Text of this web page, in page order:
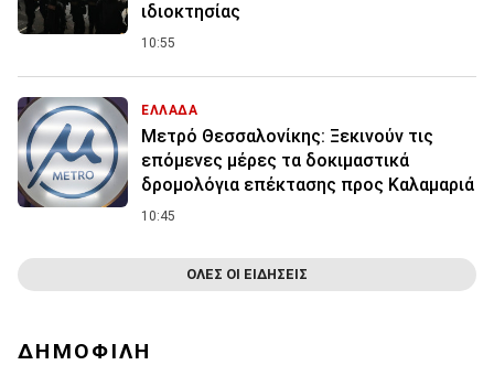
ιδιοκτησίας
10:55
ΕΛΛΑΔΑ
Μετρό Θεσσαλονίκης: Ξεκινούν τις
επόμενες μέρες τα δοκιμαστικά
δρομολόγια επέκτασης προς Καλαμαριά
10:45
ΟΛΕΣ ΟΙ ΕΙΔΗΣΕΙΣ
ΔΗΜΟΦΙΛΗ